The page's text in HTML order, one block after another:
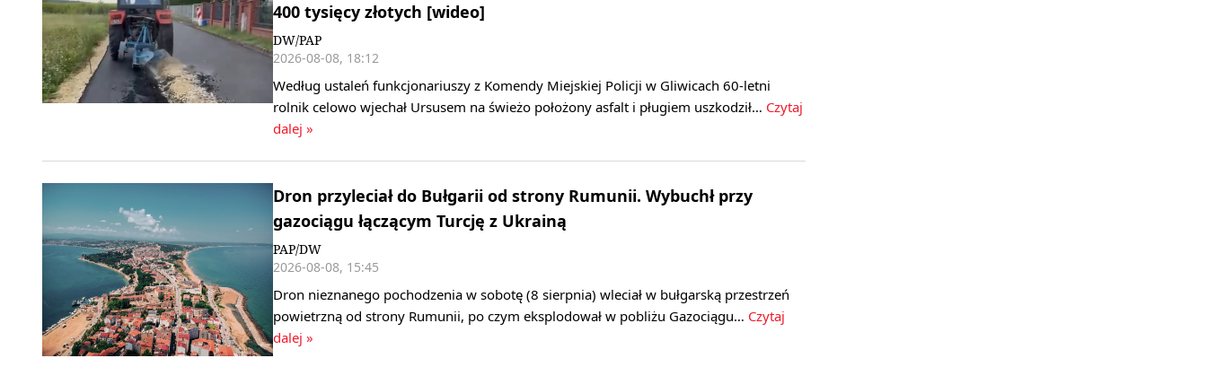
400 tysięcy złotych [wideo]
DW/PAP
2026-08-08, 18:12
Według ustaleń funkcjonariuszy z Komendy Miejskiej Policji w Gliwicach 60-letni
rolnik celowo wjechał Ursusem na świeżo położony asfalt i pługiem uszkodził… Czytaj
dalej »
Dron przyleciał do Bułgarii od strony Rumunii. Wybuchł przy
gazociągu łączącym Turcję z Ukrainą
PAP/DW
2026-08-08, 15:45
Dron nieznanego pochodzenia w sobotę (8 sierpnia) wleciał w bułgarską przestrzeń
powietrzną od strony Rumunii, po czym eksplodował w pobliżu Gazociągu… Czytaj
dalej »